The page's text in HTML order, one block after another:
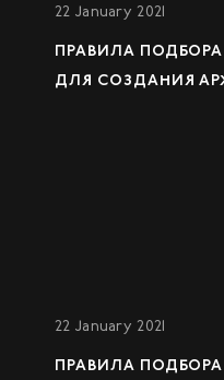
22 January 2021
ПРАВИЛА
ДЛЯ СОЗДАНИЯ
22 January 2021
ПРАВИЛА